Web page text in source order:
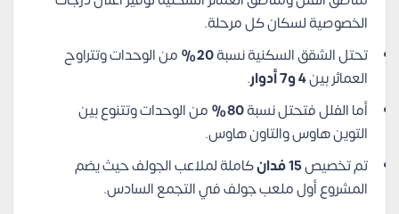
الخصوصية لسكان كل مرحلة.
تحتل الشقق السكنية نسبة20%
من الوحدات وتتراوح
العمائر بين4 و7 أدوار
.
أما الفلل فتحتل نسبة
من الوحدات وتتنوع بين
التوين هاوس والتاون هاوس.
تم تخصيص15 فدان
كاملة لملاعب الجولف حيث يضم
المشروع أول ملعب جولف في التجمع السادس.